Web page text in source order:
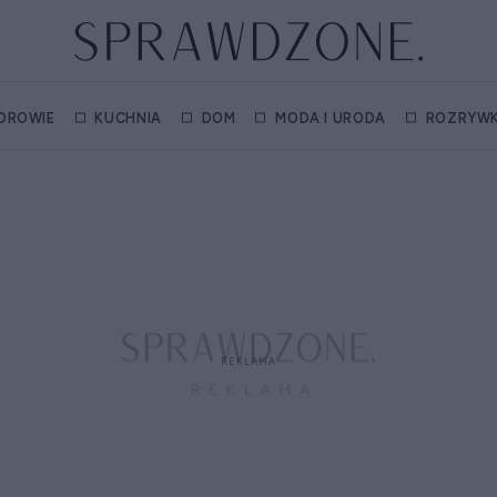
KUCHNIA DOM MODA I URODA